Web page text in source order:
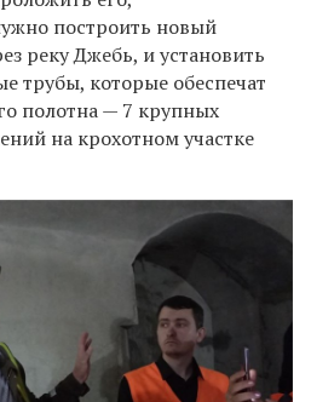
построить новый
реку Джебь, и установить
трубы, которые обеспечат
полотна — 7 крупных
на крохотном участке